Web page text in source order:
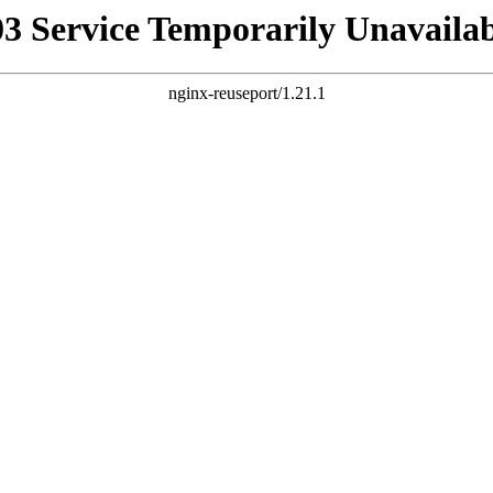
Service Temporarily
nginx-reuseport/1.21.1